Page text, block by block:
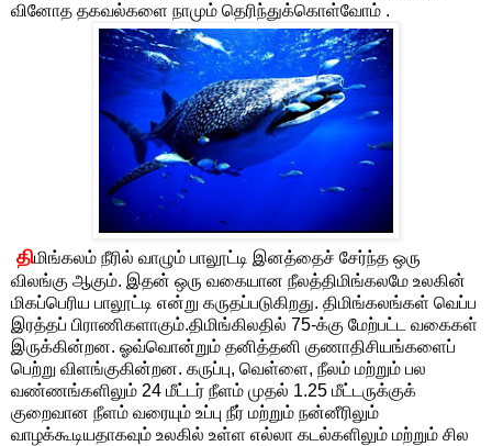
வினோத தகவல்களை நாமும் தெரிந்துக்கொள்வோம் .
திமிங்கலம் நீரில் வாழும் பாலூட்டி இனத்தைச் சேர்ந்த ஒரு
விலங்கு ஆகும். இதன் ஒரு வகையான நீலத்திமிங்கலமே உலகின்
மிகப்பெரிய பாலூட்டி என்று கருதப்படுகிறது. திமிங்கலங்கள் வெப்ப
இரத்தப் பிராணிகளாகும்.திமிங்கிலதில் 75-க்கு மேற்பட்ட வகைகள்
இருக்கின்றன. ஓவ்வொன்றும் தனித்தனி குணாதிசியங்களைப்
பெற்று விளங்குகின்றன. கருப்பு, வெள்ளை, நீலம் மற்றும் பல
வண்ணங்களிலும் 24 மீட்டர் நீளம் முதல் 1.25 மீட்டருக்குக்
குறைவான நீளம் வரையும் உப்பு நீர் மற்றும் நன்னீரிலும்
வாழக்கூடியதாகவும் உலகில் உள்ள எல்லா கடல்களிலும் மற்றும் சில